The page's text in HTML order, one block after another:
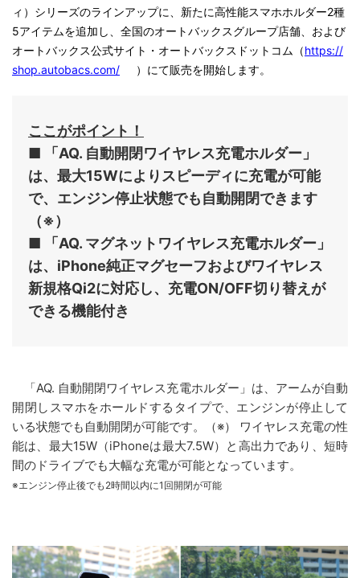
ィ）シリーズのラインアップに、新たに高性能スマホホルダー2種
5アイテムを追加し、全国のオートバックスグループ店舗、および
オートバックス公式サイト・オートバックスドットコム（https://
shop.autobacs.com/
）にて販売を開始します。
ここがポイント！
■ 「AQ. 自動開閉ワイヤレス充電ホルダー」
は、最大15Wによりスピーディに充電が可能
で、エンジン停止状態でも自動開閉できます
（※）
■ 「AQ. マグネットワイヤレス充電ホルダー」
は、iPhone純正マグセーフおよびワイヤレス
新規格Qi2に対応し、充電ON/OFF切り替えが
できる機能付き
「AQ. 自動開閉ワイヤレス充電ホルダー」は、アームが自動
開閉しスマホをホールドするタイプで、エンジンが停止して
いる状態でも自動開閉が可能です。（※） ワイヤレス充電の性
能は、最大15W（iPhoneは最大7.5W）と高出力であり、短時
間のドライブでも大幅な充電が可能となっています。
※エンジン停止後でも2時間以内に1回開閉が可能